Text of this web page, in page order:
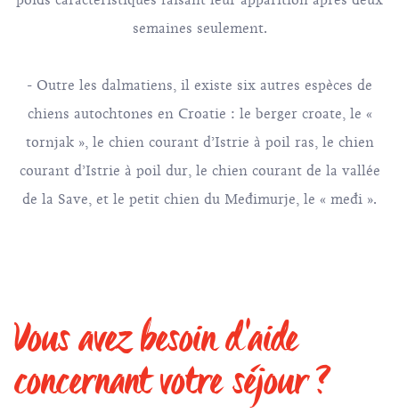
semaines seulement.
- Outre les dalmatiens, il existe six autres espèces de
chiens autochtones en Croatie : le berger croate, le «
tornjak », le chien courant d’Istrie à poil ras, le chien
courant d’Istrie à poil dur, le chien courant de la vallée
de la Save, et le petit chien du Međimurje, le « međi ».
Vous avez besoin d'aide
concernant votre séjour ?